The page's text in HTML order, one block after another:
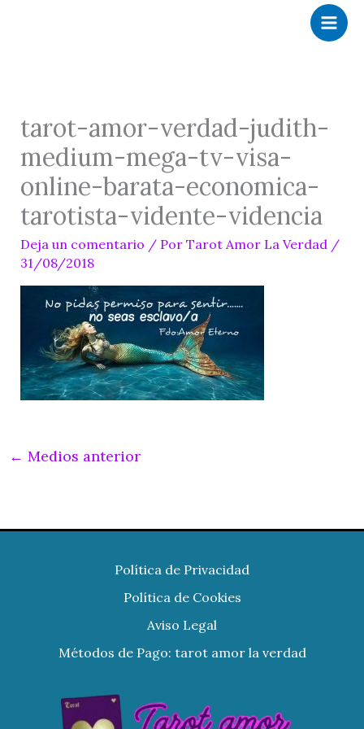
tarot-amor-verdad-judith-
medium-mega-tv-visa-
online-barata-economica-
tarotista-vidente-videncia
Deja un comentario / Por Tarot Amor La Verdad /
31/08/2018
← Medios anterior
Política de Privacidad
Política de Cookies
Aviso Legal
Métodos de Pago: tarot amor la verdad